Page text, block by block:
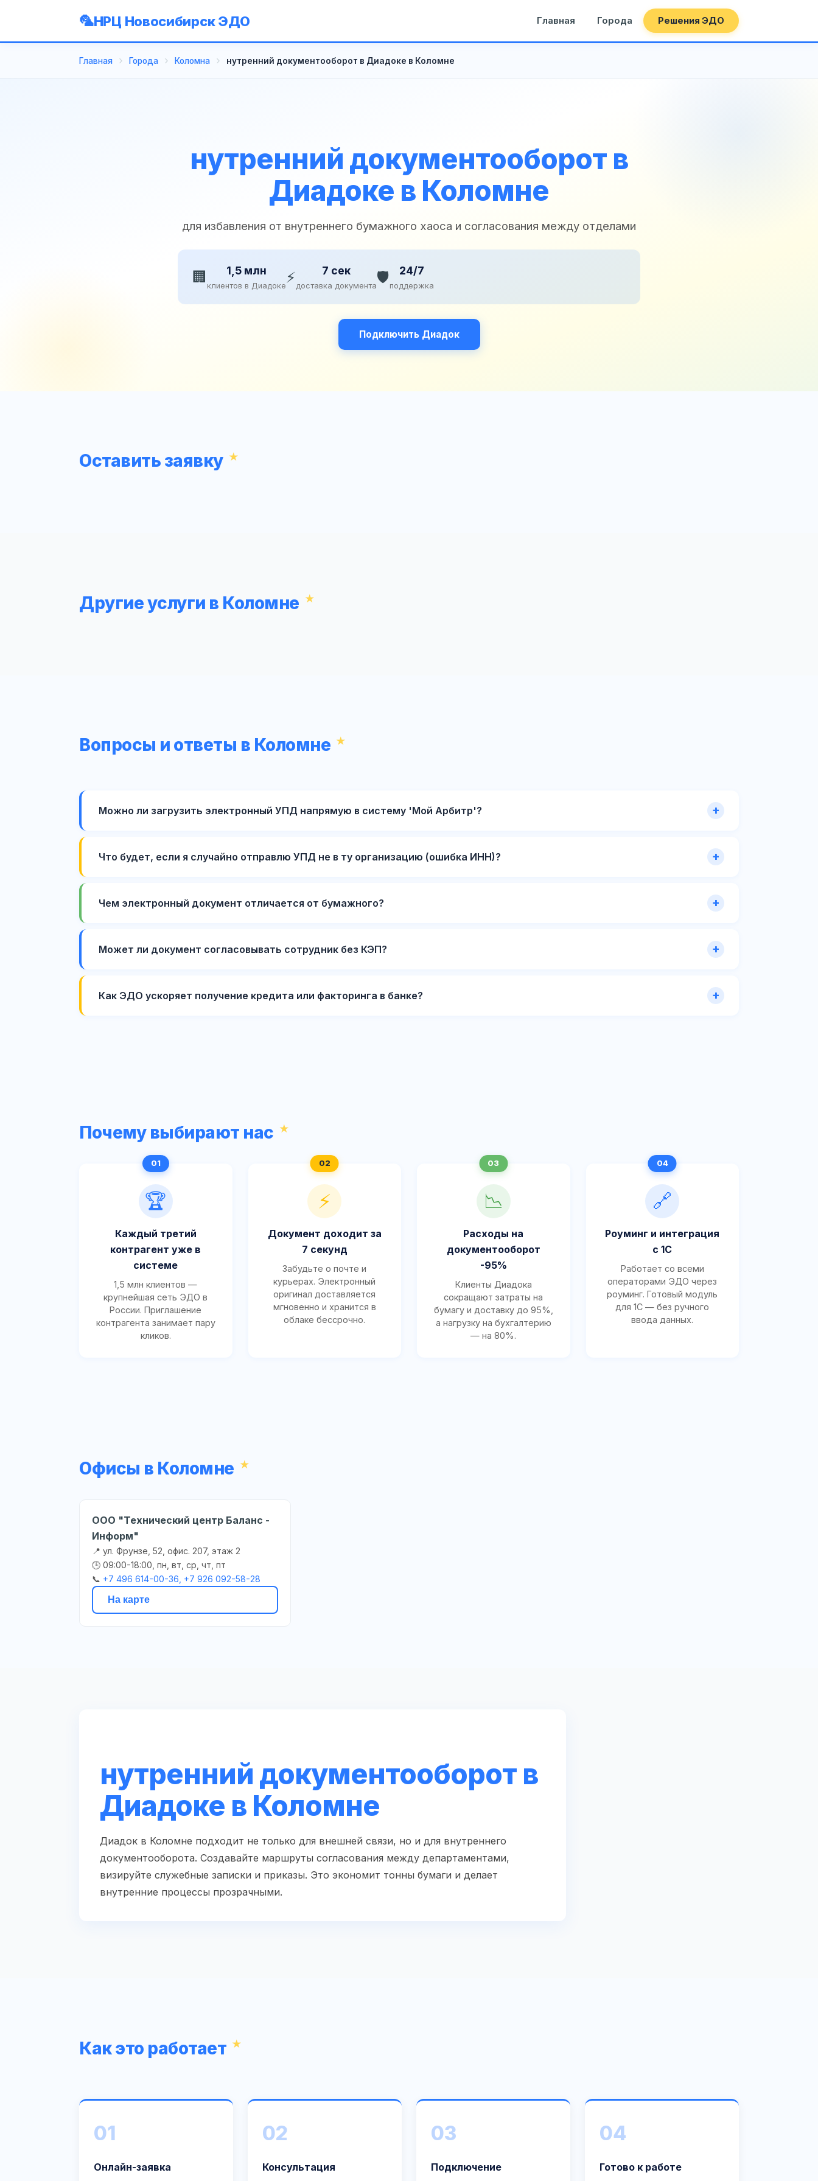
НРЦ Новосибирск ЭДО Главная Города Решения ЭДО
Главная Города Коломна нутренний документооборот в Диадоке в Коломне
нутренний документооборот в
Диадоке в Коломне
для избавления от внутреннего бумажного хаоса и согласования между отделами
🏢 1,5 млн
клиентов в Диадоке ⚡ 7 сек
доставка документа🛡️ 24/7
поддержка
Подключить Диадок
Оставить заявку
Другие услуги в Коломне
Вопросы и ответы в Коломне
Можно ли загрузить электронный УПД напрямую в систему 'Мой Арбитр'?
Что будет, если я случайно отправлю УПД не в ту организацию (ошибка ИНН)?
Чем электронный документ отличается от бумажного?
Может ли документ согласовывать сотрудник без КЭП?
Как ЭДО ускоряет получение кредита или факторинга в банке?
Почему выбирают нас
🏆
Каждый третий
контрагент уже в
системе
1,5 млн клиентов —
крупнейшая сеть ЭДО в
России. Приглашение
контрагента занимает пару
кликов.
⚡
Документ доходит за
7 секунд
Забудьте о почте и
курьерах. Электронный
оригинал доставляется
мгновенно и хранится в
облаке бессрочно.
📉
Расходы на
документооборот
-95%
Клиенты Диадока
сокращают затраты на
бумагу и доставку до 95%,
а нагрузку на бухгалтерию
— на 80%.
🔗
Роуминг и интеграция
с 1С
Работает со всеми
операторами ЭДО через
роуминг. Готовый модуль
для 1С — без ручного
ввода данных.
Офисы в Коломне
ООО "Технический центр Баланс -
Информ"
📍 ул. Фрунзе, 52, офис. 207, этаж 2
🕒 09:00-18:00, пн, вт, ср, чт, пт
📞 +7 496 614-00-36, +7 926 092-58-28
На карте
нутренний документооборот в
Диадоке в Коломне
Диадок в Коломне подходит не только для внешней связи, но и для внутреннего
документооборота. Создавайте маршруты согласования между департаментами,
визируйте служебные записки и приказы. Это экономит тонны бумаги и делает
внутренние процессы прозрачными.
Как это работает
01
Онлайн-заявка
02
Консультация
03
Подключение
04
Готово к работе